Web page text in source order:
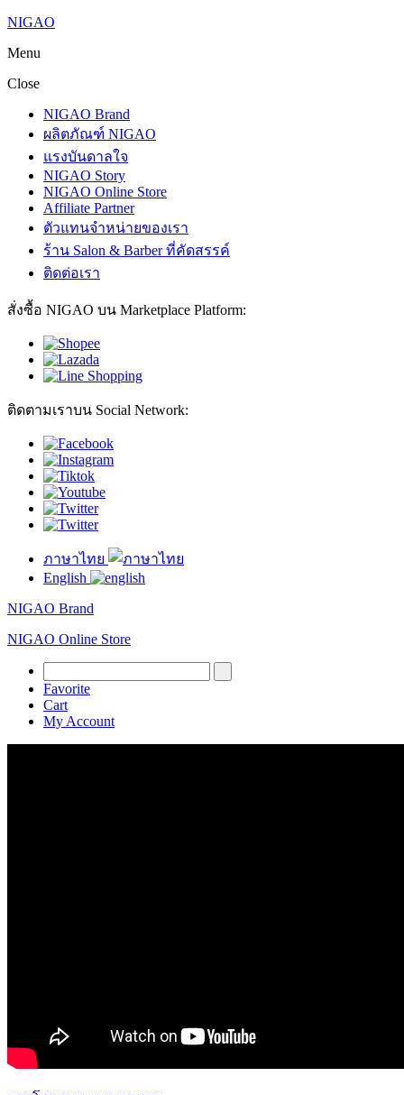
NIGAO
Menu
Close
NIGAO Brand
ผลิตภัณฑ์ NIGAO
แรงบันดาลใจ
NIGAO Story
NIGAO Online Store
Affiliate Partner
ตัวแทนจำหน่ายของเรา
ร้าน Salon & Barber ที่คัดสรรค์
ติดต่อเรา
สั่งซื้อ NIGAO บน Marketplace Platform:
ติดตามเราบน Social Network:
ภาษาไทย
English
NIGAO Brand
NIGAO Online Store
Favorite
Cart
My Account